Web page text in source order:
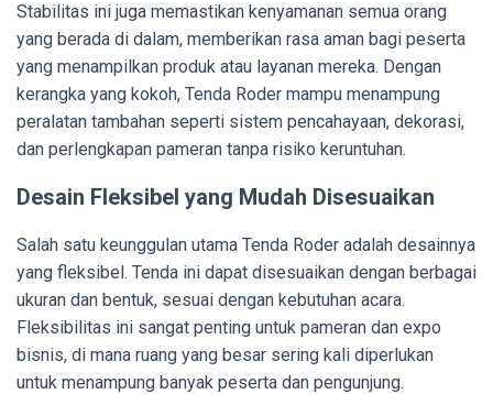
Stabilitas ini juga memastikan kenyamanan semua orang
yang berada di dalam, memberikan rasa aman bagi peserta
yang menampilkan produk atau layanan mereka. Dengan
kerangka yang kokoh, Tenda Roder mampu menampung
peralatan tambahan seperti sistem pencahayaan, dekorasi,
dan perlengkapan pameran tanpa risiko keruntuhan.
Desain Fleksibel yang Mudah Disesuaikan
Salah satu keunggulan utama Tenda Roder adalah desainnya
yang fleksibel. Tenda ini dapat disesuaikan dengan berbagai
ukuran dan bentuk, sesuai dengan kebutuhan acara.
Fleksibilitas ini sangat penting untuk pameran dan expo
bisnis, di mana ruang yang besar sering kali diperlukan
untuk menampung banyak peserta dan pengunjung.